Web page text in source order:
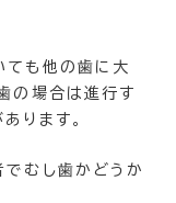
ても他の歯に大
の場合は進行す
ります。
でむし歯かどうか